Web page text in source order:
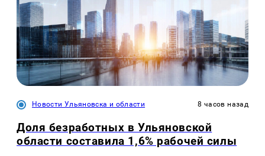
Новости Ульяновска и области 8 часов назад
Доля безработных в Ульяновской
области составила 1,6% рабочей силы